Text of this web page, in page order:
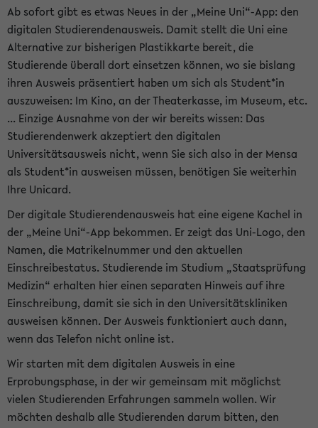
Ab sofort gibt es etwas Neues in der „Meine Uni“-App: den
digitalen Studierendenausweis. Damit stellt die Uni eine
Alternative zur bisherigen Plastikkarte bereit, die
Studierende überall dort einsetzen können, wo sie bislang
ihren Ausweis präsentiert haben um sich als Student*in
auszuweisen: Im Kino, an der Theaterkasse, im Museum, etc.
... Einzige Ausnahme von der wir bereits wissen: Das
Studierendenwerk akzeptiert den digitalen
Universitätsausweis nicht, wenn Sie sich also in der Mensa
als Student*in ausweisen müssen, benötigen Sie weiterhin
Ihre Unicard.
Der digitale Studierendenausweis hat eine eigene Kachel in
der „Meine Uni“-App bekommen. Er zeigt das Uni-Logo, den
Namen, die Matrikelnummer und den aktuellen
Einschreibestatus. Studierende im Studium „Staatsprüfung
Medizin“ erhalten hier einen separaten Hinweis auf ihre
Einschreibung, damit sie sich in den Universitätskliniken
ausweisen können. Der Ausweis funktioniert auch dann,
wenn das Telefon nicht online ist.
Wir starten mit dem digitalen Ausweis in eine
Erprobungsphase, in der wir gemeinsam mit möglichst
vielen Studierenden Erfahrungen sammeln wollen. Wir
möchten deshalb alle Studierenden darum bitten, den